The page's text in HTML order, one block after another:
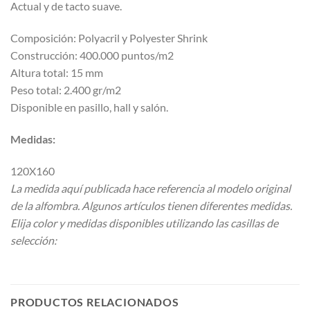
Actual y de tacto suave.
Composición: Polyacril y Polyester Shrink
Construcción: 400.000 puntos/m2
Altura total: 15 mm
Peso total: 2.400 gr/m2
Disponible en pasillo, hall y salón.
Medidas:
120X160
La medida aquí publicada hace referencia al modelo original
de la alfombra. Algunos artículos tienen diferentes medidas.
Elija color y medidas disponibles utilizando las casillas de
selección:
PRODUCTOS RELACIONADOS